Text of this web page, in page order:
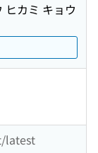
ヒカミ キョウ
latest